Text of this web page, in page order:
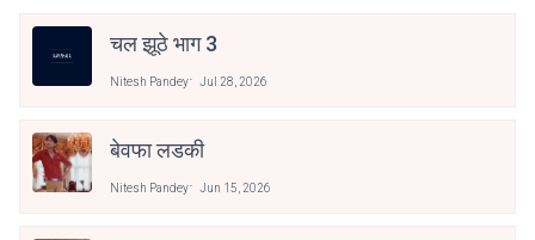
चल झूठे भाग 3
Nitesh Pandey Jul 28, 2026
बेवफा लडकी
Nitesh Pandey Jun 15, 2026